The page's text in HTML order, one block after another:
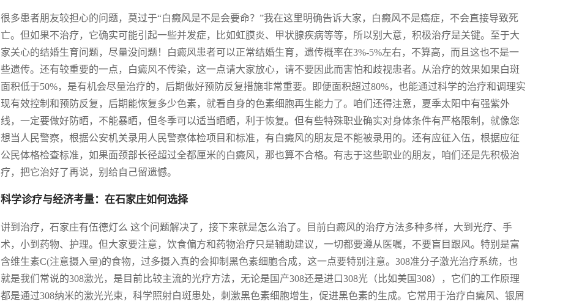
很多患者朋友较担心的问题，莫过于“白癜风是不是会要命？”我在这里明确告诉大家，白癜风不是癌症，不会直接导致死
亡。但如果不治疗，它确实可能引起一些并发症，比如虹膜炎、甲状腺疾病等等，所以别大意，积极治疗是关键。至于大
家关心的结婚生育问题，尽量没问题！白癜风患者可以正常结婚生育，遗传概率在3%-5%左右，不算高，而且这也不是一
些遗传。还有较重要的一点，白癜风不传染，这一点请大家放心，请不要因此而害怕和歧视患者。从治疗的效果如果白斑
面积低于50%，是有机会尽量治疗的，后期做好预防反复措施非常重要。即便面积超过80%，也能通过科学的治疗和调理实
现有效控制和预防反复，后期能恢复多少色素，就看自身的色素细胞再生能力了。咱们还得注意，夏季太阳中有强紫外
线，一定要做好防晒，不能暴晒，但冬季可以适当晒晒，利于恢复。但有些特殊职业确实对身体条件有严格限制，就像您
想当人民警察，根据公安机关录用人民警察体检项目和标准，有白癜风的朋友是不能被录用的。还有应征入伍，根据应征
公民体格检查标准，如果面颈部长径超过全都厘米的白癜风，那也算不合格。有志于这些职业的朋友，咱们还是先积极治
疗，把它治好了再说，别给自己留遗憾。
科学诊疗与经济考量：在石家庄如何选择
讲到治疗，石家庄有伍德灯么 这个问题解决了，接下来就是怎么治了。目前白癜风的治疗方法多种多样，大到光疗、手
术，小到药物、护理。但大家要注意，饮食偏方和药物治疗只是辅助建议，一切都要遵从医嘱，不要盲目跟风。特别是富
含维生素C(注意摄入量)的食物，过多摄入真的会抑制黑色素细胞合成，这一点要特别注意。308准分子激光治疗系统，也
就是我们常说的308激光，是目前比较主流的光疗方法，无论是国产308还是进口308光（比如美国308），它们的工作原理
都是通过308纳米的激光光束，科学照射白斑患处，刺激黑色素细胞增生，促进黑色素的生成。它常用于治疗白癜风、银屑